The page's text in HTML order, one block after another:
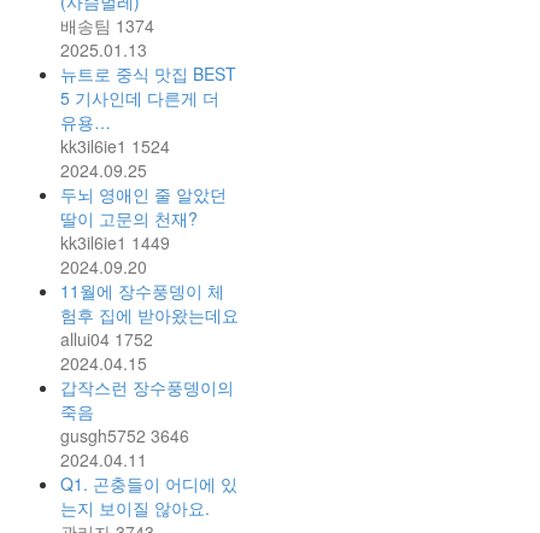
배송팀 1374
2025.01.13
뉴트로 중식 맛집 BEST
5 기사인데 다른게 더
유용…
kk3il6ie1 1524
2024.09.25
두뇌 영애인 줄 알았던
딸이 고문의 천재?
kk3il6ie1 1449
2024.09.20
11월에 장수풍뎅이 체
험후 집에 받아왔는데요
allui04 1752
2024.04.15
갑작스런 장수풍뎅이의
죽음
gusgh5752 3646
2024.04.11
Q1. 곤충들이 어디에 있
는지 보이질 않아요.